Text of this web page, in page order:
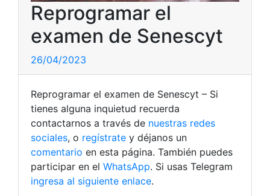
Reprogramar el
examen de Senescyt
26/04/2023
Reprogramar el examen de Senescyt – Si
tienes alguna inquietud recuerda
contactarnos a través de nuestras redes
sociales, o regístrate y déjanos un
comentario en esta página. También puedes
participar en el WhatsApp. Si usas Telegram
ingresa al siguiente enlace.